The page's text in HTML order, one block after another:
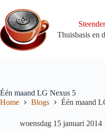
naar
de
inhoud
Thuisbasis en
Één maand LG Nexus 5
Home
Blogs Één maand
woensdag 15 januari 2014